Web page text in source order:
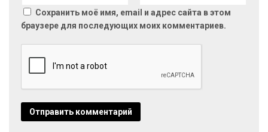
Сохранить моё имя, email и адрес сайта в этом
браузере для последующих моих комментариев.